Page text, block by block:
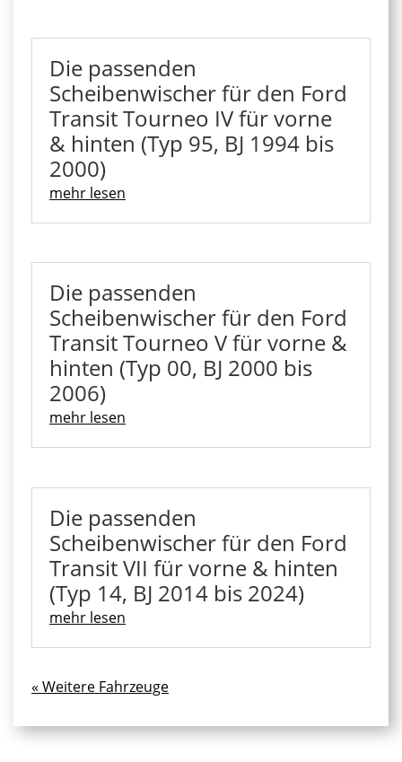
Die passenden
Scheibenwischer für den Ford
Transit Tourneo IV für vorne
& hinten (Typ 95, BJ 1994 bis
2000)
mehr lesen
Die passenden
Scheibenwischer für den Ford
Transit Tourneo V für vorne &
hinten (Typ 00, BJ 2000 bis
2006)
mehr lesen
Die passenden
Scheibenwischer für den Ford
Transit VII für vorne & hinten
(Typ 14, BJ 2014 bis 2024)
mehr lesen